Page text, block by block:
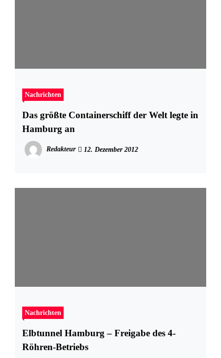
Nachrichten
Das größte Containerschiff der Welt legte in
Hamburg an
Redakteur 12. Dezember 2012
Nachrichten
Elbtunnel Hamburg – Freigabe des 4-
Röhren-Betriebs